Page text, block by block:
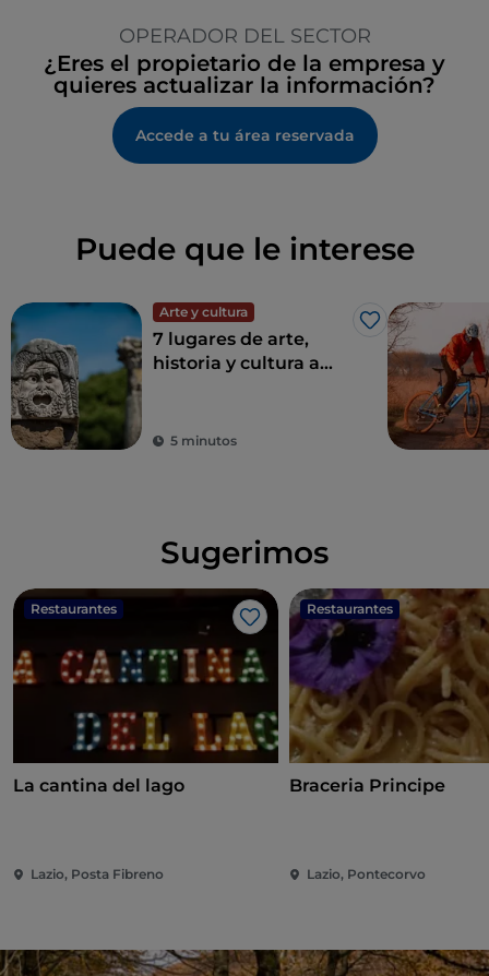
OPERADOR DEL SECTOR
¿Eres el propietario de la empresa y
quieres actualizar la información?
Accede a tu área reservada
Puede que le interese
Arte y cultura
Me gusta
7 lugares de arte,
historia y cultura a
5 minutos
Sugerimos
Restaurantes
Me gusta
La cantina del lago
Lazio, Posta Fibreno
Restaurantes
Braceria Principe
Lazio, Pontecorvo